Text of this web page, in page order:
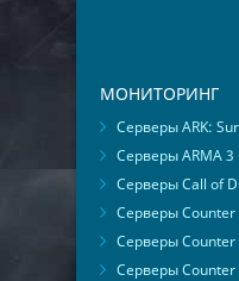
МОНИТОРИНГ
Серверы ARK:
Серверы ARMA 3
Серверы Call of
Серверы Counter
Серверы Counter
Серверы Counter